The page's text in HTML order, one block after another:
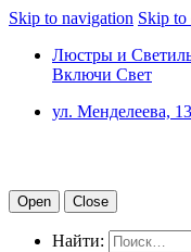
Skip to navigation Skip to
Люстры и
Включи Свет
ул. Менделеева,
Open Close
Найти: